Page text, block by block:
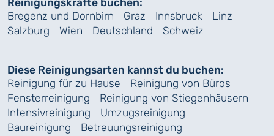
Bregenz und Dornbirn
Graz Innsbruck
Linz
Salzburg
Wien Deutschland Schweiz
Diese Reinigungsarten kannst du buchen:
Reinigung für zu Hause
Reinigung von Büros
Fensterreinigung
Reinigung von Stiegenhäusern
Intensivreinigung
Umzugsreinigung
Baureinigung
Betreuungsreinigung